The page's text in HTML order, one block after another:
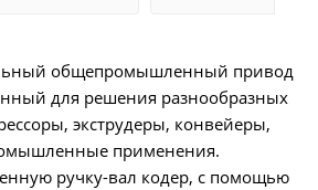
общепромышленный привод
для решения разнообразных
экструдеры, конвейеры,
применения.
ручку-вал кодер, с помощью